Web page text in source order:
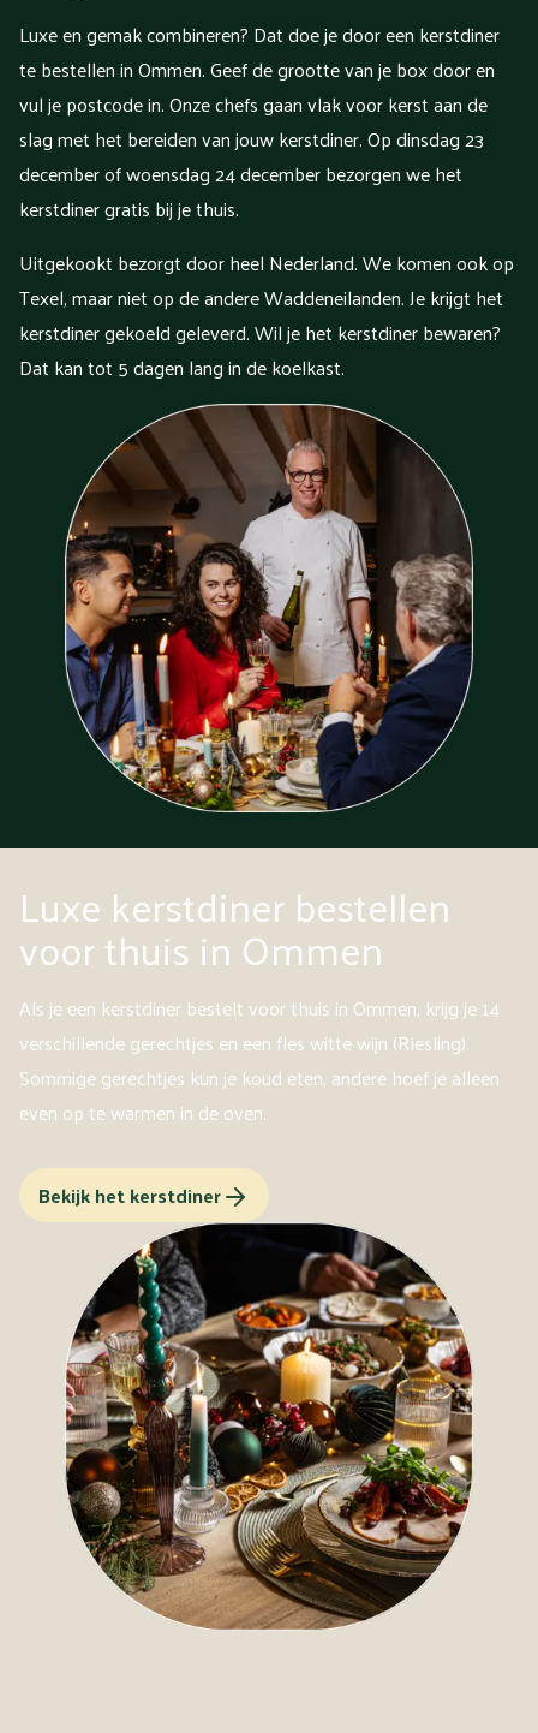
Luxe en gemak combineren? Dat doe je door een kerstdiner
te bestellen in Ommen. Geef de grootte van je box door en
vul je postcode in. Onze chefs gaan vlak voor kerst aan de
slag met het bereiden van jouw kerstdiner. Op dinsdag 23
december of woensdag 24 december bezorgen we het
kerstdiner gratis bij je thuis.
Uitgekookt bezorgt door heel Nederland. We komen ook op
Texel, maar niet op de andere Waddeneilanden. Je krijgt het
kerstdiner gekoeld geleverd. Wil je het kerstdiner bewaren?
Dat kan tot 5 dagen lang in de koelkast.
Luxe kerstdiner bestellen
voor thuis in Ommen
Als je een kerstdiner bestelt voor thuis in Ommen, krijg je 14
verschillende gerechtjes en een fles witte wijn (Riesling).
Sommige gerechtjes kun je koud eten, andere hoef je alleen
even op te warmen in de oven.
Bekijk het kerstdiner